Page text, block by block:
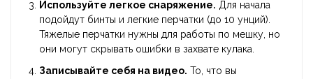
Используйте легкое снаряжение. Для начала
подойдут бинты и легкие перчатки (до 10 унций).
Тяжелые перчатки нужны для работы по мешку, но
они могут скрывать ошибки в захвате кулака.
Записывайте себя на видео. То, что вы